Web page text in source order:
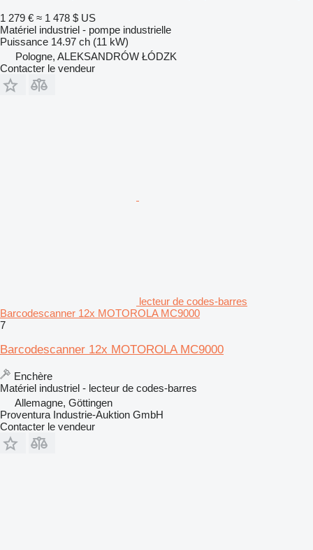
1 279 € ≈ 1 478 $ US
Matériel industriel - pompe industrielle
Puissance 14.97 ch (11 kW)
Pologne, ALEKSANDRÓW ŁÓDZK
Contacter le vendeur
lecteur de codes-barres
Barcodescanner 12x MOTOROLA MC9000
7
Barcodescanner 12x MOTOROLA MC9000
Enchère
Matériel industriel - lecteur de codes-barres
Allemagne, Göttingen
Proventura Industrie-Auktion GmbH
Contacter le vendeur